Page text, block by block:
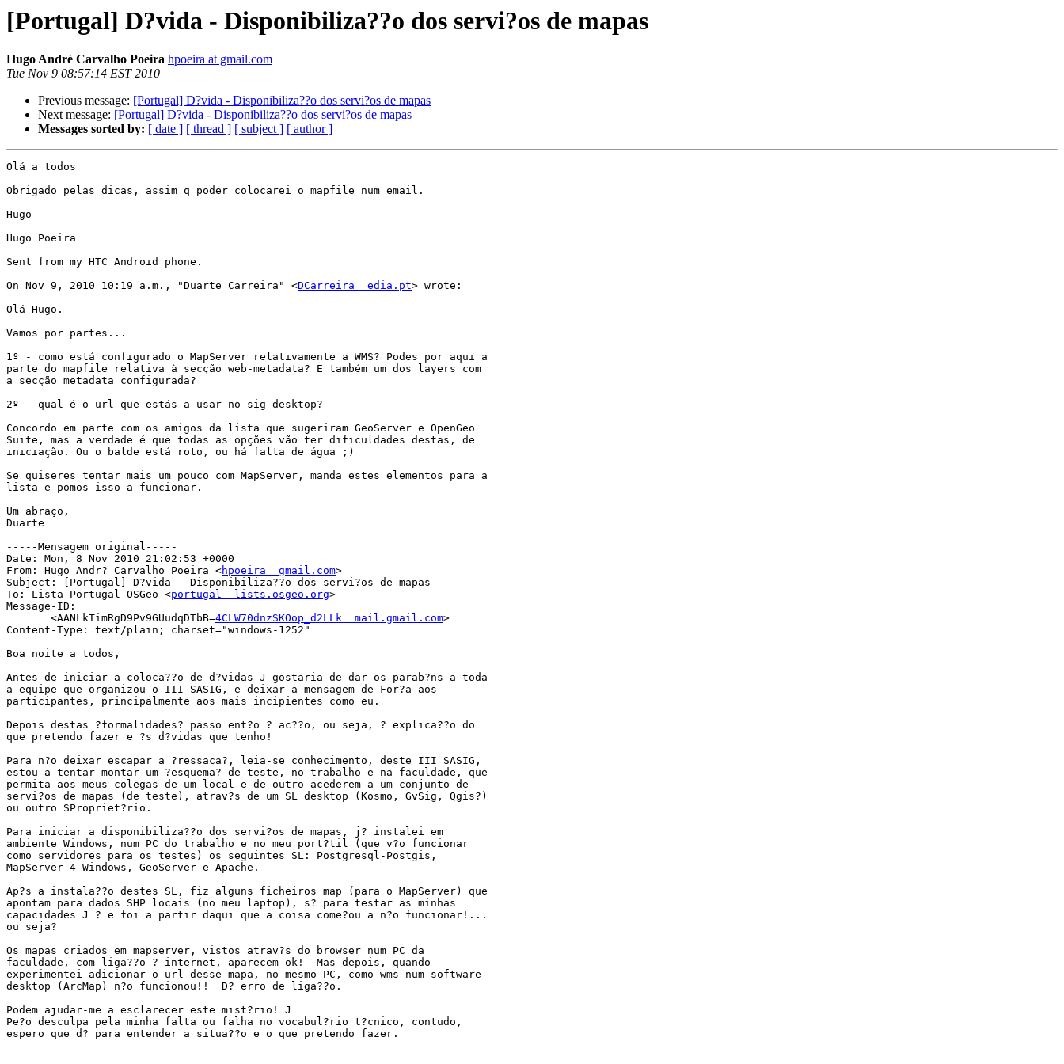
[Portugal] D?vida - Disponibiliza??o dos servi?os de mapas
Hugo André Carvalho Poeira hpoeira at gmail.com
Tue Nov 9 08:57:14 EST 2010
Previous message: [Portugal] D?vida - Disponibiliza??o dos servi?os de mapas
Next message: [Portugal] D?vida - Disponibiliza??o dos servi?os de mapas
Messages sorted by: [ date ] [ thread ] [ subject ] [ author ]
Olá a todos
Obrigado pelas dicas, assim q poder colocarei o mapfile num email.
Hugo
Hugo Poeira
Sent from my HTC Android phone.
On Nov 9, 2010 10:19 a.m., "Duarte Carreira" <DCarreira  edia.pt> wrote:
Olá Hugo.
Vamos por partes...
1º - como está configurado o MapServer relativamente a WMS? Podes por aqui a
parte do mapfile relativa à secção web-metadata? E também um dos layers com
a secção metadata configurada?
2º - qual é o url que estás a usar no sig desktop?
Concordo em parte com os amigos da lista que sugeriram GeoServer e OpenGeo
Suite, mas a verdade é que todas as opções vão ter dificuldades destas, de
iniciação. Ou o balde está roto, ou há falta de água ;)
Se quiseres tentar mais um pouco com MapServer, manda estes elementos para a
lista e pomos isso a funcionar.
Um abraço,
Duarte
-----Mensagem original-----
Date: Mon, 8 Nov 2010 21:02:53 +0000
From: Hugo Andr? Carvalho Poeira <hpoeira  gmail.com>
Subject: [Portugal] D?vida - Disponibiliza??o dos servi?os de mapas
To: Lista Portugal OSGeo <portugal  lists.osgeo.org>
Message-ID:
       <AANLkTimRgD9Pv9GUudqDTbB=
4CLW70dnzSKOop_d2LLk  mail.gmail.com>
Content-Type: text/plain; charset="windows-1252"
Boa noite a todos,
Antes de iniciar a coloca??o de d?vidas J gostaria de dar os parab?ns a toda
a equipe que organizou o III SASIG, e deixar a mensagem de For?a aos
participantes, principalmente aos mais incipientes como eu.
Depois destas ?formalidades? passo ent?o ? ac??o, ou seja, ? explica??o do
que pretendo fazer e ?s d?vidas que tenho!
Para n?o deixar escapar a ?ressaca?, leia-se conhecimento, deste III SASIG,
estou a tentar montar um ?esquema? de teste, no trabalho e na faculdade, que
permita aos meus colegas de um local e de outro acederem a um conjunto de
servi?os de mapas (de teste), atrav?s de um SL desktop (Kosmo, GvSig, Qgis?)
ou outro SPropriet?rio.
Para iniciar a disponibiliza??o dos servi?os de mapas, j? instalei em
ambiente Windows, num PC do trabalho e no meu port?til (que v?o funcionar
como servidores para os testes) os seguintes SL: Postgresql-Postgis,
MapServer 4 Windows, GeoServer e Apache.
Ap?s a instala??o destes SL, fiz alguns ficheiros map (para o MapServer) que
apontam para dados SHP locais (no meu laptop), s? para testar as minhas
capacidades J ? e foi a partir daqui que a coisa come?ou a n?o funcionar!...
ou seja?
Os mapas criados em mapserver, vistos atrav?s do browser num PC da
faculdade, com liga??o ? internet, aparecem ok!  Mas depois, quando
experimentei adicionar o url desse mapa, no mesmo PC, como wms num software
desktop (ArcMap) n?o funcionou!!  D? erro de liga??o.
Podem ajudar-me a esclarecer este mist?rio! J
Pe?o desculpa pela minha falta ou falha no vocabul?rio t?cnico, contudo,
espero que d? para entender a situa??o e o que pretendo fazer.